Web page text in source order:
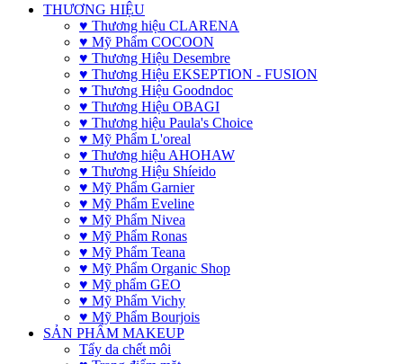
THƯƠNG HIỆU
♥ Thương hiệu CLARENA
♥ Mỹ Phẩm COCOON
♥ Thương Hiệu Desembre
♥ Thương Hiệu EKSEPTION - FUSION
♥ Thương Hiệu Goodndoc
♥ Thương Hiệu OBAGI
♥ Thương hiệu Paula's Choice
♥ Mỹ Phẩm L'oreal
♥ Thương hiệu AHOHAW
♥ Thương Hiệu Shíeido
♥ Mỹ Phẩm Garnier
♥ Mỹ Phẩm Eveline
♥ Mỹ Phẩm Nivea
♥ Mỹ Phẩm Ronas
♥ Mỹ Phẩm Teana
♥ Mỹ Phẩm Organic Shop
♥ Mỹ phẩm GEO
♥ Mỹ Phẩm Vichy
♥ Mỹ Phẩm Bourjois
SẢN PHẨM MAKEUP
Tẩy da chết môi